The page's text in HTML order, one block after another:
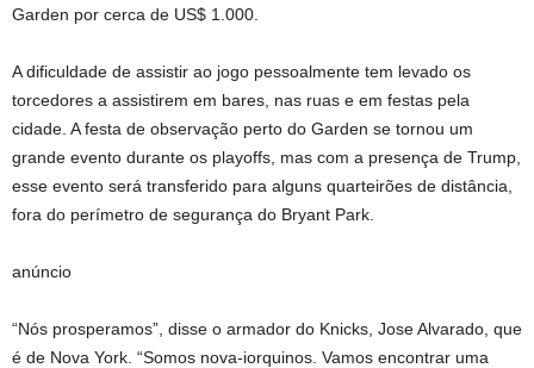
Garden por cerca de US$ 1.000.
A dificuldade de assistir ao jogo pessoalmente tem levado os
torcedores a assistirem em bares, nas ruas e em festas pela
cidade. A festa de observação perto do Garden se tornou um
grande evento durante os playoffs, mas com a presença de Trump,
esse evento será transferido para alguns quarteirões de distância,
fora do perímetro de segurança do Bryant Park.
anúncio
“Nós prosperamos”, disse o armador do Knicks, Jose Alvarado, que
é de Nova York. “Somos nova-iorquinos. Vamos encontrar uma